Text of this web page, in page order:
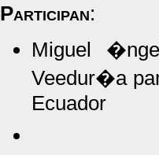
Participan:
Miguel
Veedur�a
Ecuador